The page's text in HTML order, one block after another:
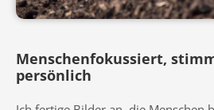
Menschenfokussiert,
persönlich